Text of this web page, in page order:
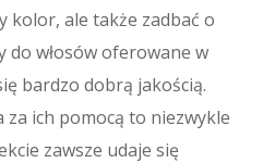
Metalowy
kolor, ale także zadbać o
do włosów oferowane w
bardzo dobrą jakością.
ich pomocą to niezwykle
zawsze udaje się